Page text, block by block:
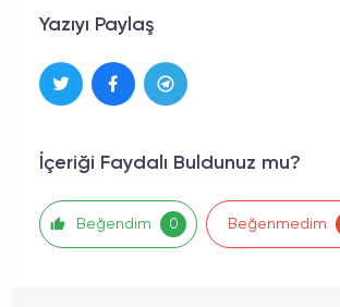
Yazıyı Paylaş
İçeriği Faydalı Buldunuz mu?
Beğendim 0 Beğenmedim